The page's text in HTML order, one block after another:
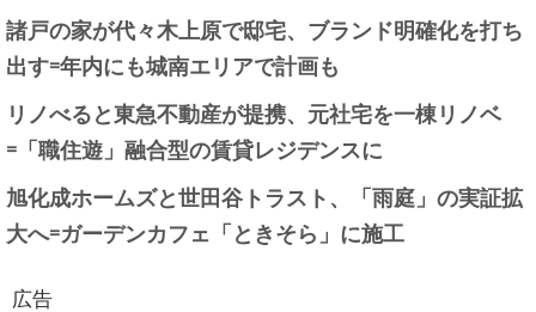
諸戸の家が代々木上原で邸宅、ブランド明確化を打ち
出す=年内にも城南エリアで計画も
リノべると東急不動産が提携、元社宅を一棟リノベ
=「職住遊」融合型の賃貸レジデンスに
旭化成ホームズと世田谷トラスト、「雨庭」の実証拡
大へ=ガーデンカフェ「ときそら」に施工
広告